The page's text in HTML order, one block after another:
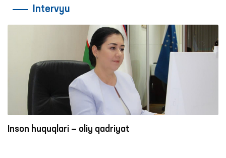
Intervyu
Inson huquqlari — oliy qadriyat